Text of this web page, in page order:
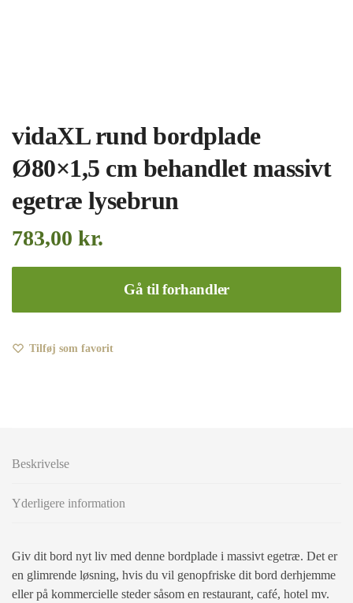
vidaXL rund bordplade
Ø80×1,5 cm behandlet massivt
egetræ lysebrun
783,00 kr.
Gå til forhandler
Tilføj som favorit
Beskrivelse
Yderligere information
Giv dit bord nyt liv med denne bordplade i massivt egetræ. Det er
en glimrende løsning, hvis du vil genopfriske dit bord derhjemme
eller på kommercielle steder såsom en restaurant, café, hotel mv.